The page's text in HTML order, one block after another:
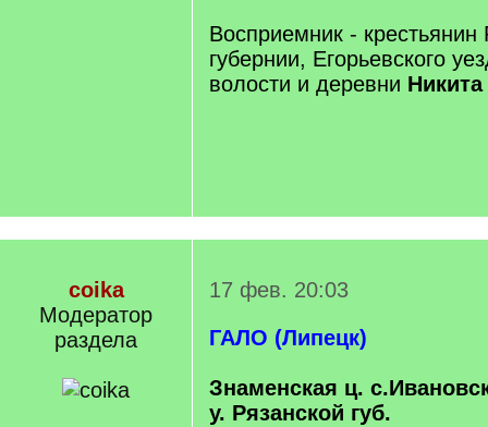
Восприемник - крестьянин
губернии, Егорьевского
волости и деревни
coika
Модератор
раздела
17 фев. 20:03
ГАЛО (Липецк)
Знаменская ц.
у. Рязанской губ.